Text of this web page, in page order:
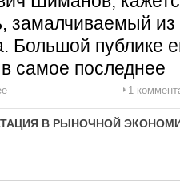
замалчиваемый из
Большой публике
самое последнее
1
В РЫНОЧНОЙ